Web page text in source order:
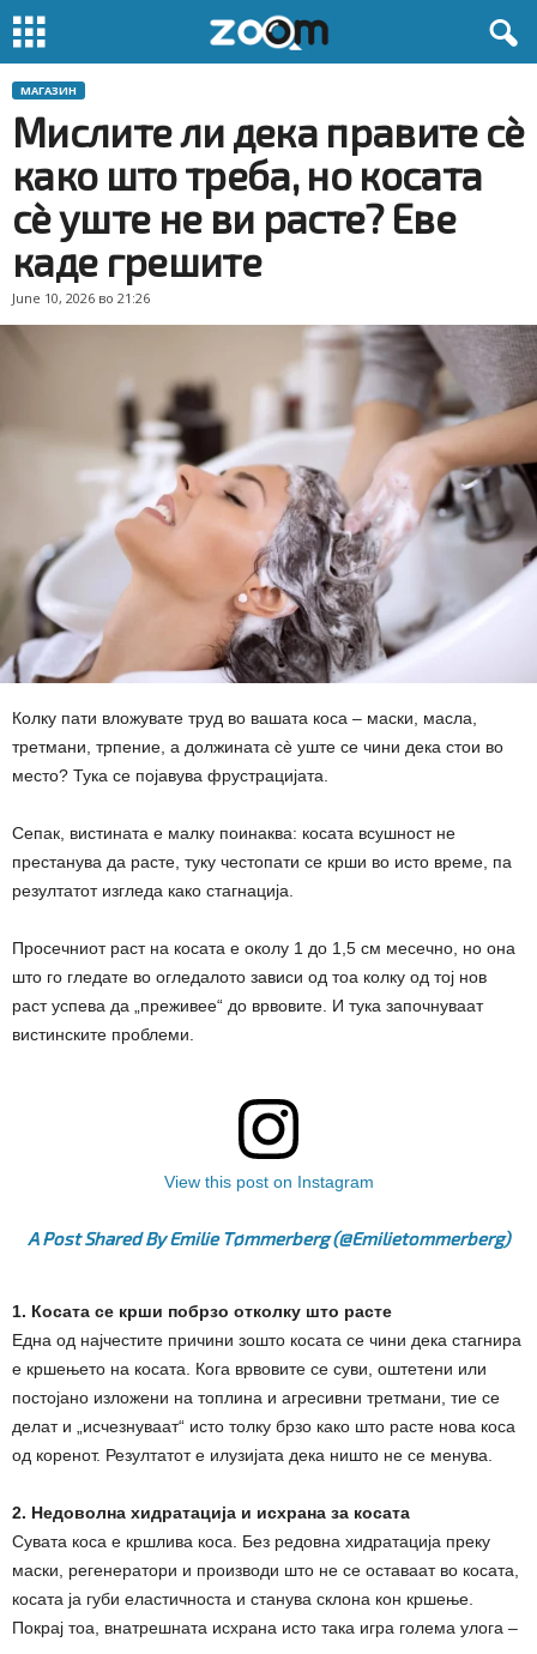
МАГАЗИН
Мислите ли дека правите сè
како што треба, но косата
сè уште не ви расте? Еве
каде грешите
June 10, 2026 во 21:26
Колку пати вложувате труд во вашата коса – маски, масла,
третмани, трпение, а должината сè уште се чини дека стои во
место? Тука се појавува фрустрацијата.
Сепак, вистината е малку поинаква: косата всушност не
престанува да расте, туку честопати се крши во исто време, па
резултатот изгледа како стагнација.
Просечниот раст на косата е околу 1 до 1,5 см месечно, но она
што го гледате во огледалото зависи од тоа колку од тој нов
раст успева да „преживее“ до врвовите. И тука започнуваат
вистинските проблеми.
View this post on Instagram
A Post Shared By Emilie Tømmerberg (@emilietommerberg)
1. Косата се крши побрзо отколку што расте
Една од најчестите причини зошто косата се чини дека стагнира
е кршењето на косата. Кога врвовите се суви, оштетени или
постојано изложени на топлина и агресивни третмани, тие се
делат и „исчезнуваат“ исто толку брзо како што расте нова коса
од коренот. Резултатот е илузијата дека ништо не се менува.
2. Недоволна хидратација и исхрана за косата
Сувата коса е кршлива коса. Без редовна хидратација преку
маски, регенератори и производи што не се оставаат во косата,
косата ја губи еластичноста и станува склона кон кршење.
Покрај тоа, внатрешната исхрана исто така игра голема улога –